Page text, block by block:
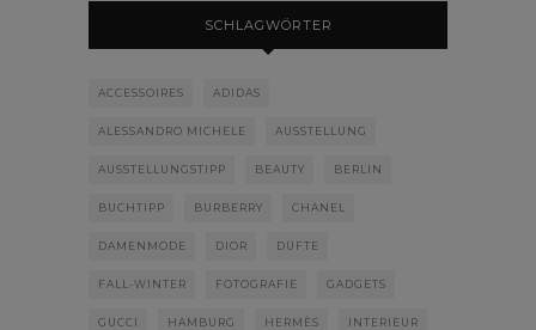
SCHLAGWÖRTER
ACCESSOIRES ADIDAS
ALESSANDRO MICHELE AUSSTELLUNG
AUSSTELLUNGSTIPP BEAUTY BERLIN
BUCHTIPP BURBERRY CHANEL
DAMENMODE DIOR DÜFTE
FALL-WINTER FOTOGRAFIE GADGETS
GUCCI HAMBURG HERMÈS INTERIEUR